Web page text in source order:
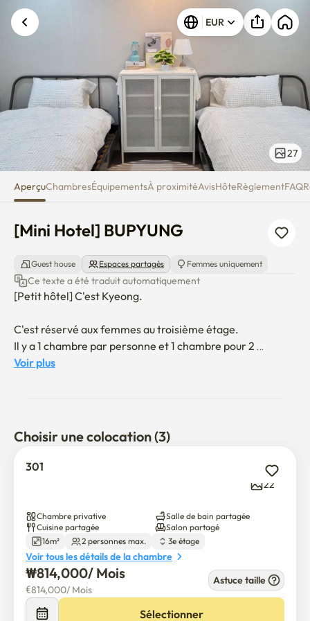
[Mini Hotel] BUPYUNG
EUR
27
AperçuChambresÉquipementsÀ proximitéAvisHôteRèglementFAQ
[Mini Hotel] BUPYUNG
Guest house Espaces partagés Femmes uniquement
Ce texte a été traduit automatiquement
[Petit hôtel] C'est Kyeong.
C'est réservé aux femmes au troisième étage.
Il y a 1 chambre par personne et 1 chambre pour 2
personnes.
Sur la base de cette expérience, notre hébergement
privilégie la propreté, comme la literie de style hôtel et le
nettoyage d'hôtel.
voyages, les voyages d'affaires et l'hébergement, s'il vous
plaît réserver ma maison
Tu es toujours la bienvenue ^^
Construction d'un dépanneur 1er étage (15 secondes à
pied)
3 minutes à pied d'un supermarché
Voir plus
Choisir une colocation (3)
301
22
Chambre privative
Salle de bain partagée
Cuisine partagée
Salon partagé
16m²
2 personnes max. 3e étage
Voir tous les détails de la chambre
₩814,000/ Mois
€814,000/ Mois
Astuce taille
Sélectionner
Une erreur inconnue est survenue. Veuillez
réessayer.